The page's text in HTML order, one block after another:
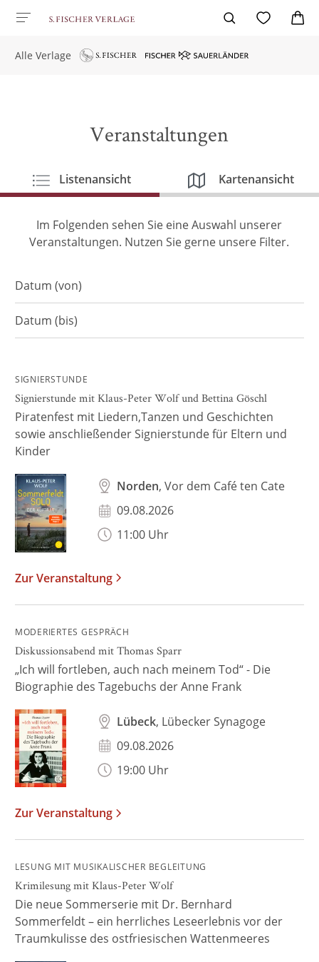
Alle Verlage
Veranstaltungen
Listenansicht Kartenansicht
Im Folgenden sehen Sie eine Auswahl unserer
Veranstaltungen. Nutzen Sie gerne unsere Filter.
Durchsuchen ...
SIGNIERSTUNDE
Signierstunde mit Klaus-Peter Wolf und Bettina Göschl
Piratenfest mit Liedern,Tanzen und Geschichten
sowie anschließender Signierstunde für Eltern und
Kinder
Norden, Vor dem Café ten Cate
09.08.2026
11:00 Uhr
Zur Veranstaltung
MODERIERTES GESPRÄCH
Diskussionsabend mit Thomas Sparr
„Ich will fortleben, auch nach meinem Tod“ - Die
Biographie des Tagebuchs der Anne Frank
Lübeck, Lübecker Synagoge
09.08.2026
19:00 Uhr
Zur Veranstaltung
LESUNG MIT MUSIKALISCHER BEGLEITUNG
Krimilesung mit Klaus-Peter Wolf
Die neue Sommerserie mit Dr. Bernhard
Sommerfeldt – ein herrliches Leseerlebnis vor der
Traumkulisse des ostfriesischen Wattenmeeres